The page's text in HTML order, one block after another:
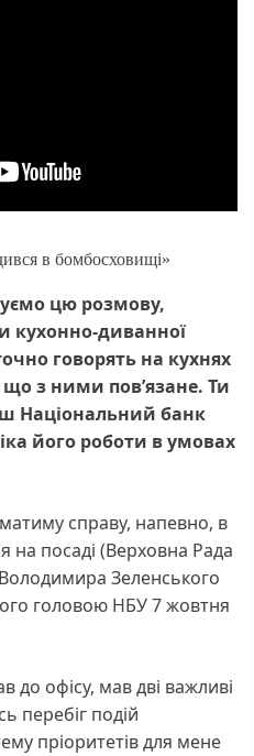
в бомбосховищі»
цю розмову,
кухонно-диванної
говорять на кухнях
з ними пов’язане. Ти
Національний банк
його роботи в умовах
справу, напевно, в
посаді (Верховна Рада
Зеленського
головою НБУ 7 жовтня
до офісу, мав дві важливі
перебіг подій
пріоритетів для мене